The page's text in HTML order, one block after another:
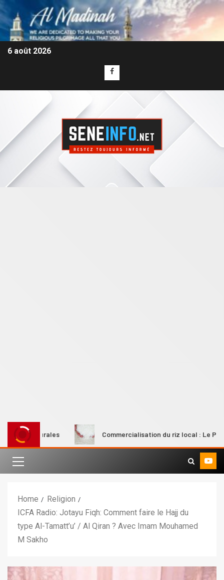
6 août 2026
rurales Commercialisation du riz local : Le Premier
Home
Religion
ICFA Radio: Jotayu Fiqh: Comment faire le Hajj du
type Al-Tamatt’u’ / Al Qiran ? Avec Imam Mouhamed
M Sakho